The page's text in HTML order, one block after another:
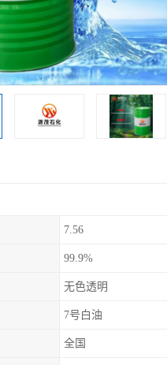
7.56
99.9%
无色透明
7号白油
全国